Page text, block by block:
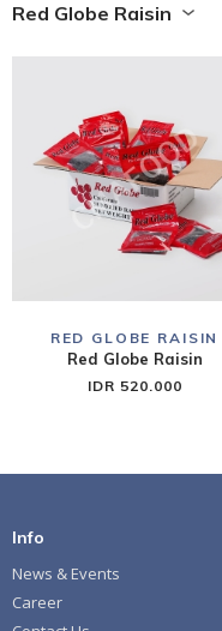
Red Globe Raisin
RED GLOBE RAISIN
Red Globe Raisin
IDR 520.000
Info
News & Events
Career